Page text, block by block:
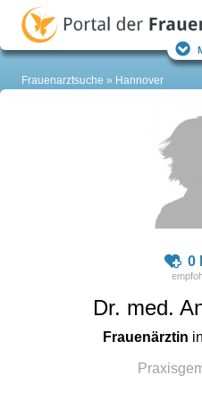
Frauenarztsuche Hannover
0
Dr. med.
Frauenärztin in